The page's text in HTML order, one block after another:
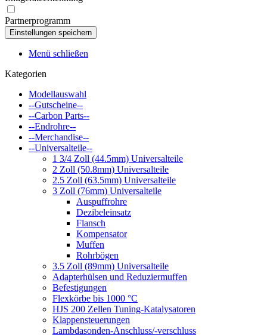
Partnerprogramm
Menü schließen
Kategorien
Modellauswahl
--Gutscheine--
--Carbon Parts--
--Endrohre--
--Merchandise--
--Universalteile--
1 3/4 Zoll (44.5mm) Universalteile
2 Zoll (50.8mm) Universalteile
2.5 Zoll (63.5mm) Universalteile
3 Zoll (76mm) Universalteile
Auspuffrohre
Dezibeleinsatz
Flansch
Kompensator
Muffen
Rohrbögen
3.5 Zoll (89mm) Universalteile
Adapterhülsen und Reduziermuffen
Befestigungen
Flexkörbe bis 1000 °C
HJS 200 Zellen Tuning-Katalysatoren
Klappensteuerungen
Lambdasonden-Anschluss/-verschluss